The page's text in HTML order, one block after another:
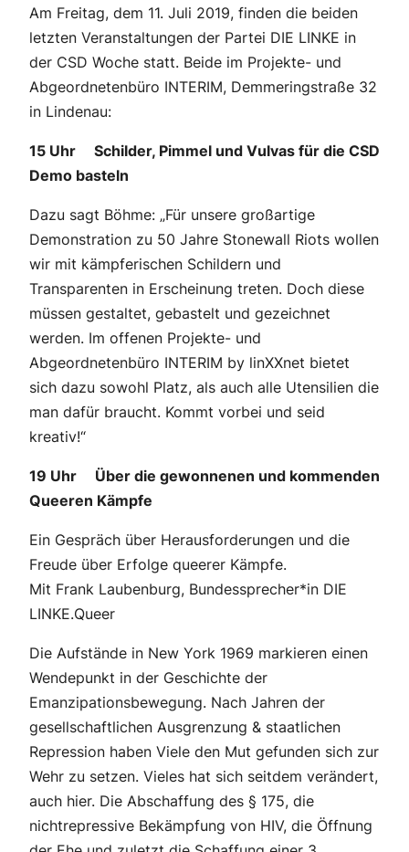
Am Freitag, dem 11. Juli 2019, finden die beiden
letzten Veranstaltungen der Partei DIE LINKE in
der CSD Woche statt. Beide im Projekte- und
Abgeordnetenbüro INTERIM, Demmeringstraße 32
in Lindenau:
15 Uhr Schilder, Pimmel und Vulvas für die CSD
Demo basteln
Dazu sagt Böhme: „Für unsere großartige
Demonstration zu 50 Jahre Stonewall Riots wollen
wir mit kämpferischen Schildern und
Transparenten in Erscheinung treten. Doch diese
müssen gestaltet, gebastelt und gezeichnet
werden. Im offenen Projekte- und
Abgeordnetenbüro INTERIM by linXXnet bietet
sich dazu sowohl Platz, als auch alle Utensilien die
man dafür braucht. Kommt vorbei und seid
kreativ!“
19 Uhr Über die gewonnenen und kommenden
Queeren Kämpfe
Ein Gespräch über Herausforderungen und die
Freude über Erfolge queerer Kämpfe.
Mit Frank Laubenburg, Bundessprecher*in DIE
LINKE.Queer
Die Aufstände in New York 1969 markieren einen
Wendepunkt in der Geschichte der
Emanzipationsbewegung. Nach Jahren der
gesellschaftlichen Ausgrenzung & staatlichen
Repression haben Viele den Mut gefunden sich zur
Wehr zu setzen. Vieles hat sich seitdem verändert,
auch hier. Die Abschaffung des § 175, die
nichtrepressive Bekämpfung von HIV, die Öffnung